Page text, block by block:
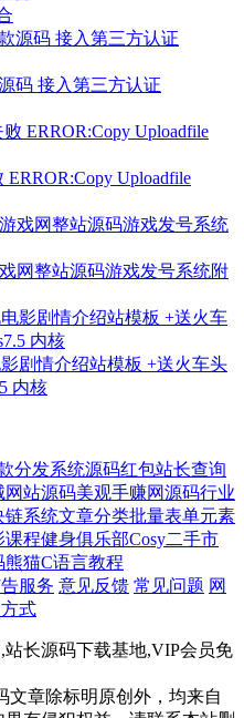
码 接入第三方认证
ERROR:Copy Uploadfile
网整站源码游戏发号系统附
剧情介绍站模板 +送火车头
内核
分发系统源码红包站长查询
网站源码美观手赚网源码行业
链系统文章分类批量表单元素
课程健身俱乐部Cosy二手市
熊猫C语言教程
服务 意见反馈 常见问题 网
式
长源码下载基地,VIP会员免
文章除标明原创外，均来自